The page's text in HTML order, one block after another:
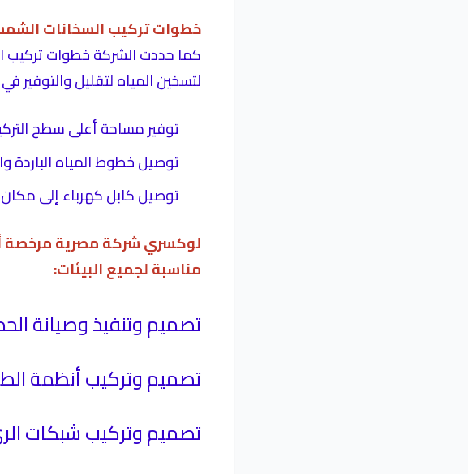
خطوات تركيب السخانات
كما حددت الشركة خطوات تركيب
لتسخين المياه لتقليل والتوفير في
توفير مساحة أعلى سطح
توصيل خطوط المياه الباردة
توصيل كابل كهرباء إلى مكان
لوكسري شركة مصرية مرخصة
مناسبة لجميع البيئات:
تصميم وتنفيذ وصيانة
تصميم وتركيب أنظمة
تصميم وتركيب شبكات